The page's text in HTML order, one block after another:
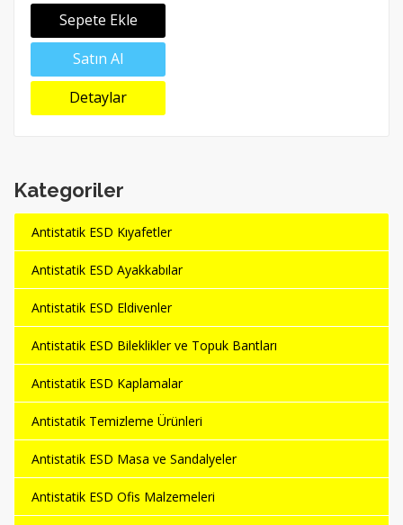
Sepete Ekle
Satın Al
Detaylar
Kategoriler
Antistatik ESD Kıyafetler
Antistatik ESD Ayakkabılar
Antistatik ESD Eldivenler
Antistatik ESD Bileklikler ve Topuk Bantları
Antistatik ESD Kaplamalar
Antistatik Temizleme Ürünleri
Antistatik ESD Masa ve Sandalyeler
Antistatik ESD Ofis Malzemeleri